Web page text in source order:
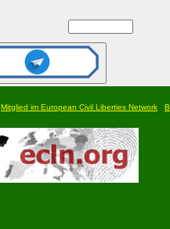
Mitglied im European Civil Liberties Network